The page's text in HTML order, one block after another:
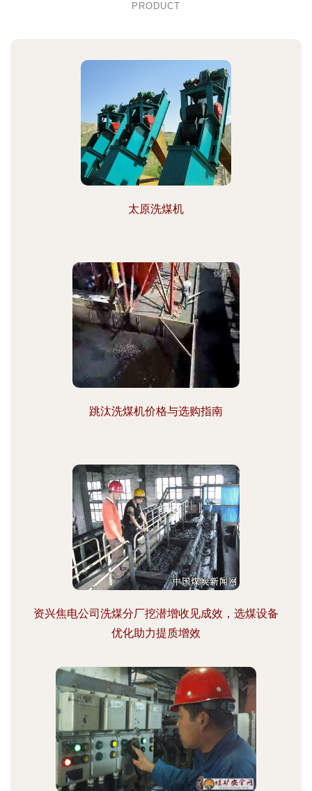
PRODUCT
太原洗煤机
跳汰洗煤机价格与选购指南
资兴焦电公司洗煤分厂挖潜增收见成效，选煤设备
优化助力提质增效